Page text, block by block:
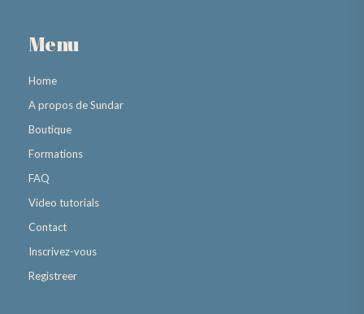
Menu
Home
A propos de Sundar
Boutique
Formations
FAQ
Video tutorials
Contact
Inscrivez-vous
Registreer